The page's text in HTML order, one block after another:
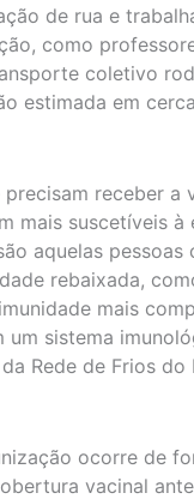
de rua e
como
coletivo
estimada em
precisam receber a
mais suscetíveis à
aquelas pessoas
rebaixada,
mais
um sistema
Rede de Frios do
ocorre de
vacinal